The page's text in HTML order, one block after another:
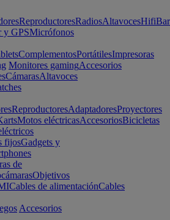
ReproductoresRadiosAltavocesHifi
y GPSMicrófonos
ComplementosPortátilesImpresoras
Monitores gamingAccesorios
CámarasAltavoces
ReproductoresAdaptadoresProyectores
Motos eléctricasAccesoriosBicicletas
fijosGadgets y
de
Objetivos
Cables de alimentaciónCables
Accesorios